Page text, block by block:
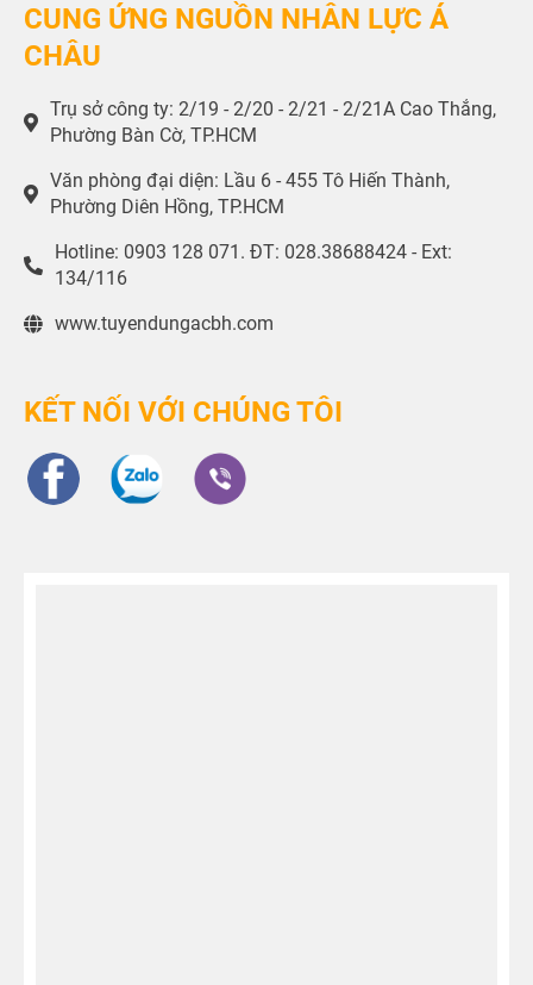
CUNG ỨNG NGUỒN NHÂN LỰC Á
CHÂU
Trụ sở công ty: 2/19 - 2/20 - 2/21 - 2/21A Cao Thắng,
Phường Bàn Cờ, TP.HCM
Văn phòng đại diện: Lầu 6 - 455 Tô Hiến Thành,
Phường Diên Hồng, TP.HCM
Hotline: 0903 128 071. ĐT: 028.38688424 - Ext:
134/116
www.tuyendungacbh.com
KẾT NỐI VỚI CHÚNG TÔI